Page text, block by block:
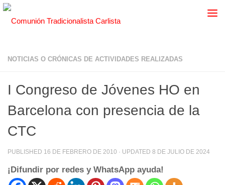
NOTICIAS O CRÓNICAS DE ACTIVIDADES REALIZADAS
I Congreso de Jóvenes HO en
Barcelona con presencia de la
CTC
PUBLISHED 16 DE FEBRERO DE 2010 · UPDATED 8 DE JULIO DE 2024
¡Difundir por redes y WhatsApp ayuda!